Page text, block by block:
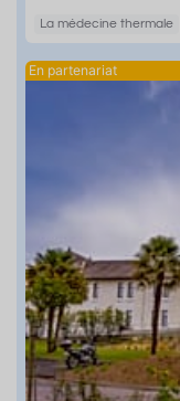
La médecine thermale